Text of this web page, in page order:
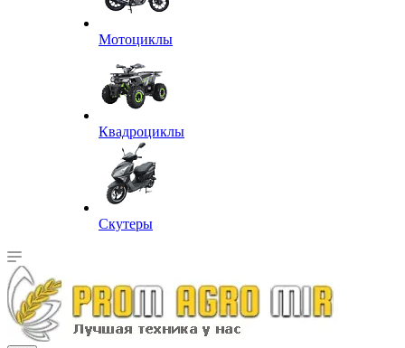
Мотоциклы
Квадроциклы
Скутеры